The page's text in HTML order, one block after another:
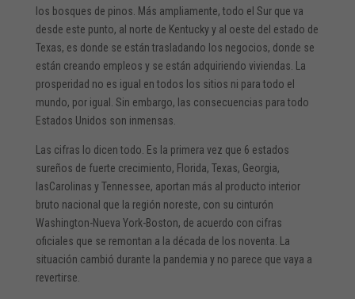
los bosques de pinos. Más ampliamente, todo el Sur que va
desde este punto, al norte de Kentucky y al oeste del estado de
Texas, es donde se están trasladando los negocios, donde se
están creando empleos y se están adquiriendo viviendas. La
prosperidad no es igual en todos los sitios ni para todo el
mundo, por igual. Sin embargo, las consecuencias para todo
Estados Unidos son inmensas.
Las cifras lo dicen todo. Es la primera vez que 6 estados
sureños de fuerte crecimiento, Florida, Texas, Georgia,
lasCarolinas y Tennessee, aportan más al producto interior
bruto nacional que la región noreste, con su cinturón
Washington-Nueva York-Boston, de acuerdo con cifras
oficiales que se remontan a la década de los noventa. La
situación cambió durante la pandemia y no parece que vaya a
revertirse.